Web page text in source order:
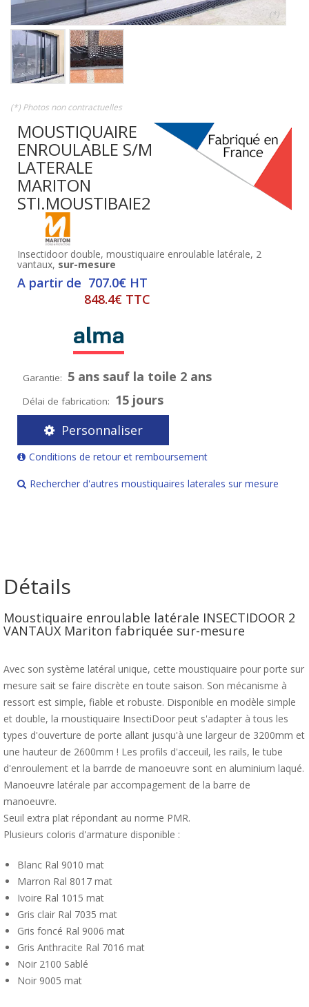
(*)
(*) Photos non contractuelles
MOUSTIQUAIRE
ENROULABLE S/M
LATERALE
MARITON
STI.MOUSTIBAIE2
Insectidoor double, moustiquaire enroulable latérale, 2
vantaux, sur-mesure
A partir de 707.0€ HT
848.4€ TTC
Garantie: 5 ans sauf la toile 2 ans
Délai de fabrication: 15 jours
Personnaliser
Conditions de retour et remboursement
Rechercher d'autres moustiquaires laterales sur mesure
Détails
Moustiquaire enroulable latérale INSECTIDOOR 2
VANTAUX Mariton fabriquée sur-mesure
Avec son système latéral unique, cette moustiquaire pour porte sur
mesure sait se faire discrète en toute saison. Son mécanisme à
ressort est simple, fiable et robuste. Disponible en modèle simple
et double, la moustiquaire InsectiDoor peut s'adapter à tous les
types d'ouverture de porte allant jusqu'à une largeur de 3200mm et
une hauteur de 2600mm ! Les profils d'acceuil, les rails, le tube
d'enroulement et la barrde de manoeuvre sont en aluminium laqué.
Manoeuvre latérale par accompagement de la barre de
manoeuvre.
Seuil extra plat répondant au norme PMR.
Plusieurs coloris d'armature disponible :
Blanc Ral 9010 mat
Marron Ral 8017 mat
Ivoire Ral 1015 mat
Gris clair Ral 7035 mat
Gris foncé Ral 9006 mat
Gris Anthracite Ral 7016 mat
Noir 2100 Sablé
Noir 9005 mat